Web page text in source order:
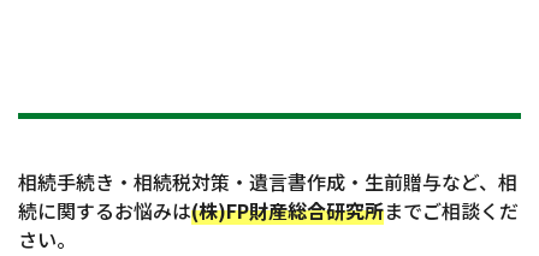
相続手続き・相続税対策・遺言書作成・生前贈与など、相
続に関するお悩みは(株)FP財産総合研究所までご相談くだ
さい。